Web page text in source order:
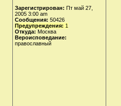
Зарегистрирован: Пт май 27,
2005 3:00 am
Сообщения: 50426
Предупреждения: 1
Откуда: Москва
Вероисповедание:
православный